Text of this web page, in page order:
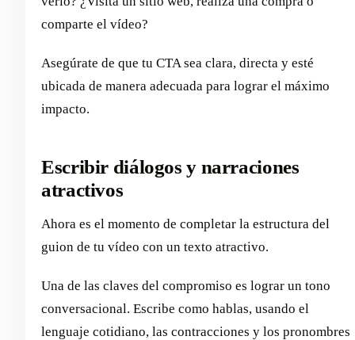
comparte el vídeo?
Asegúrate de que tu CTA sea clara, directa y esté
ubicada de manera adecuada para lograr el máximo
impacto.
Escribir diálogos y narraciones
atractivos
Ahora es el momento de completar la estructura del
guion de tu vídeo con un texto atractivo.
Una de las claves del compromiso es lograr un tono
conversacional. Escribe como hablas, usando el
lenguaje cotidiano, las contracciones y los pronombres